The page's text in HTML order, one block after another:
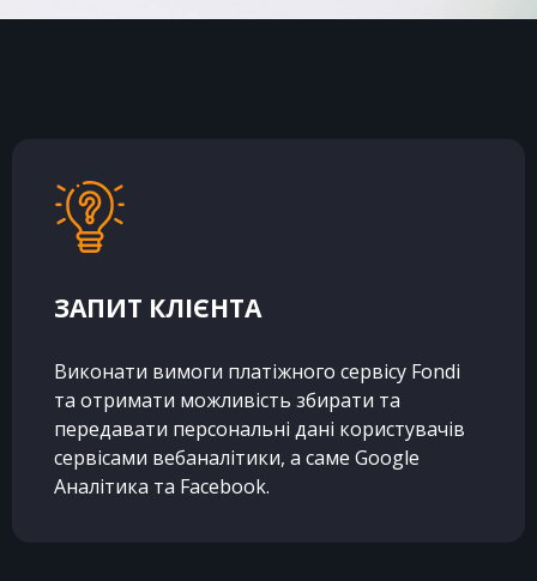
ЗАПИТ КЛІЄНТА
Виконати вимоги платіжного сервісу Fondi
та отримати можливість збирати та
передавати персональні дані користувачів
сервісами вебаналітики, а саме Google
Аналітика та Facebook.